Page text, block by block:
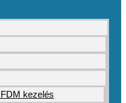
kezelés